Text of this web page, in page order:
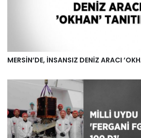
MERSİN’DE, İNSANSIZ DENİZ ARACI